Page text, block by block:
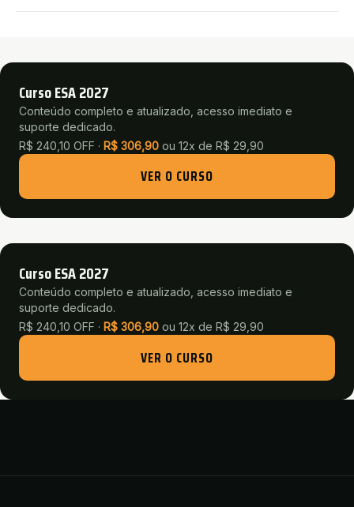
Curso ESA 2027
Conteúdo completo e atualizado, acesso imediato e
suporte dedicado.
R$ 240,10 OFF · R$ 306,90 ou 12x de R$ 29,90
VER O CURSO
Curso ESA 2027
Conteúdo completo e atualizado, acesso imediato e
suporte dedicado.
R$ 240,10 OFF · R$ 306,90 ou 12x de R$ 29,90
VER O CURSO